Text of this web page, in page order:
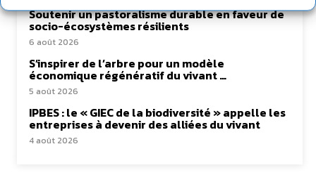
Soutenir un pastoralisme durable en faveur de
socio-écosystèmes résilients
6 août 2026
S’inspirer de l’arbre pour un modèle
économique régénératif du vivant …
5 août 2026
IPBES : le « GIEC de la biodiversité » appelle les
entreprises à devenir des alliées du vivant
4 août 2026